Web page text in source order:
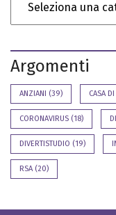
Argomenti
ANZIANI (39) CASA
CORONAVIRUS (18)
DIVERTISTUDIO (19)
RSA (20)